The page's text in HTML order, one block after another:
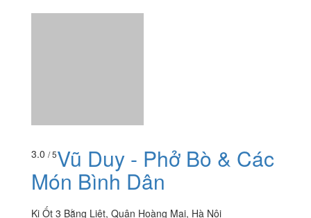
truongthaoanh:một hôm đương vội tạt ngang qua một
lúc đấy đang có khoảng 23 khách mà chỉ có 1 bếp nên
mình phải...